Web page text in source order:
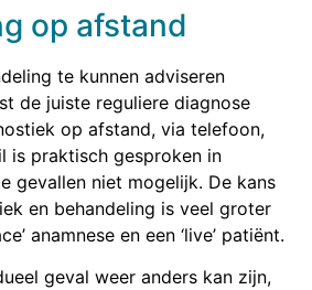
op afstand
te kunnen adviseren
de juiste reguliere diagnose
op afstand, via telefoon,
is praktisch gesproken in
gevallen niet mogelijk. De kans
en behandeling is veel groter
anamnese en een ‘live’ patiënt.
geval weer anders kan zijn,